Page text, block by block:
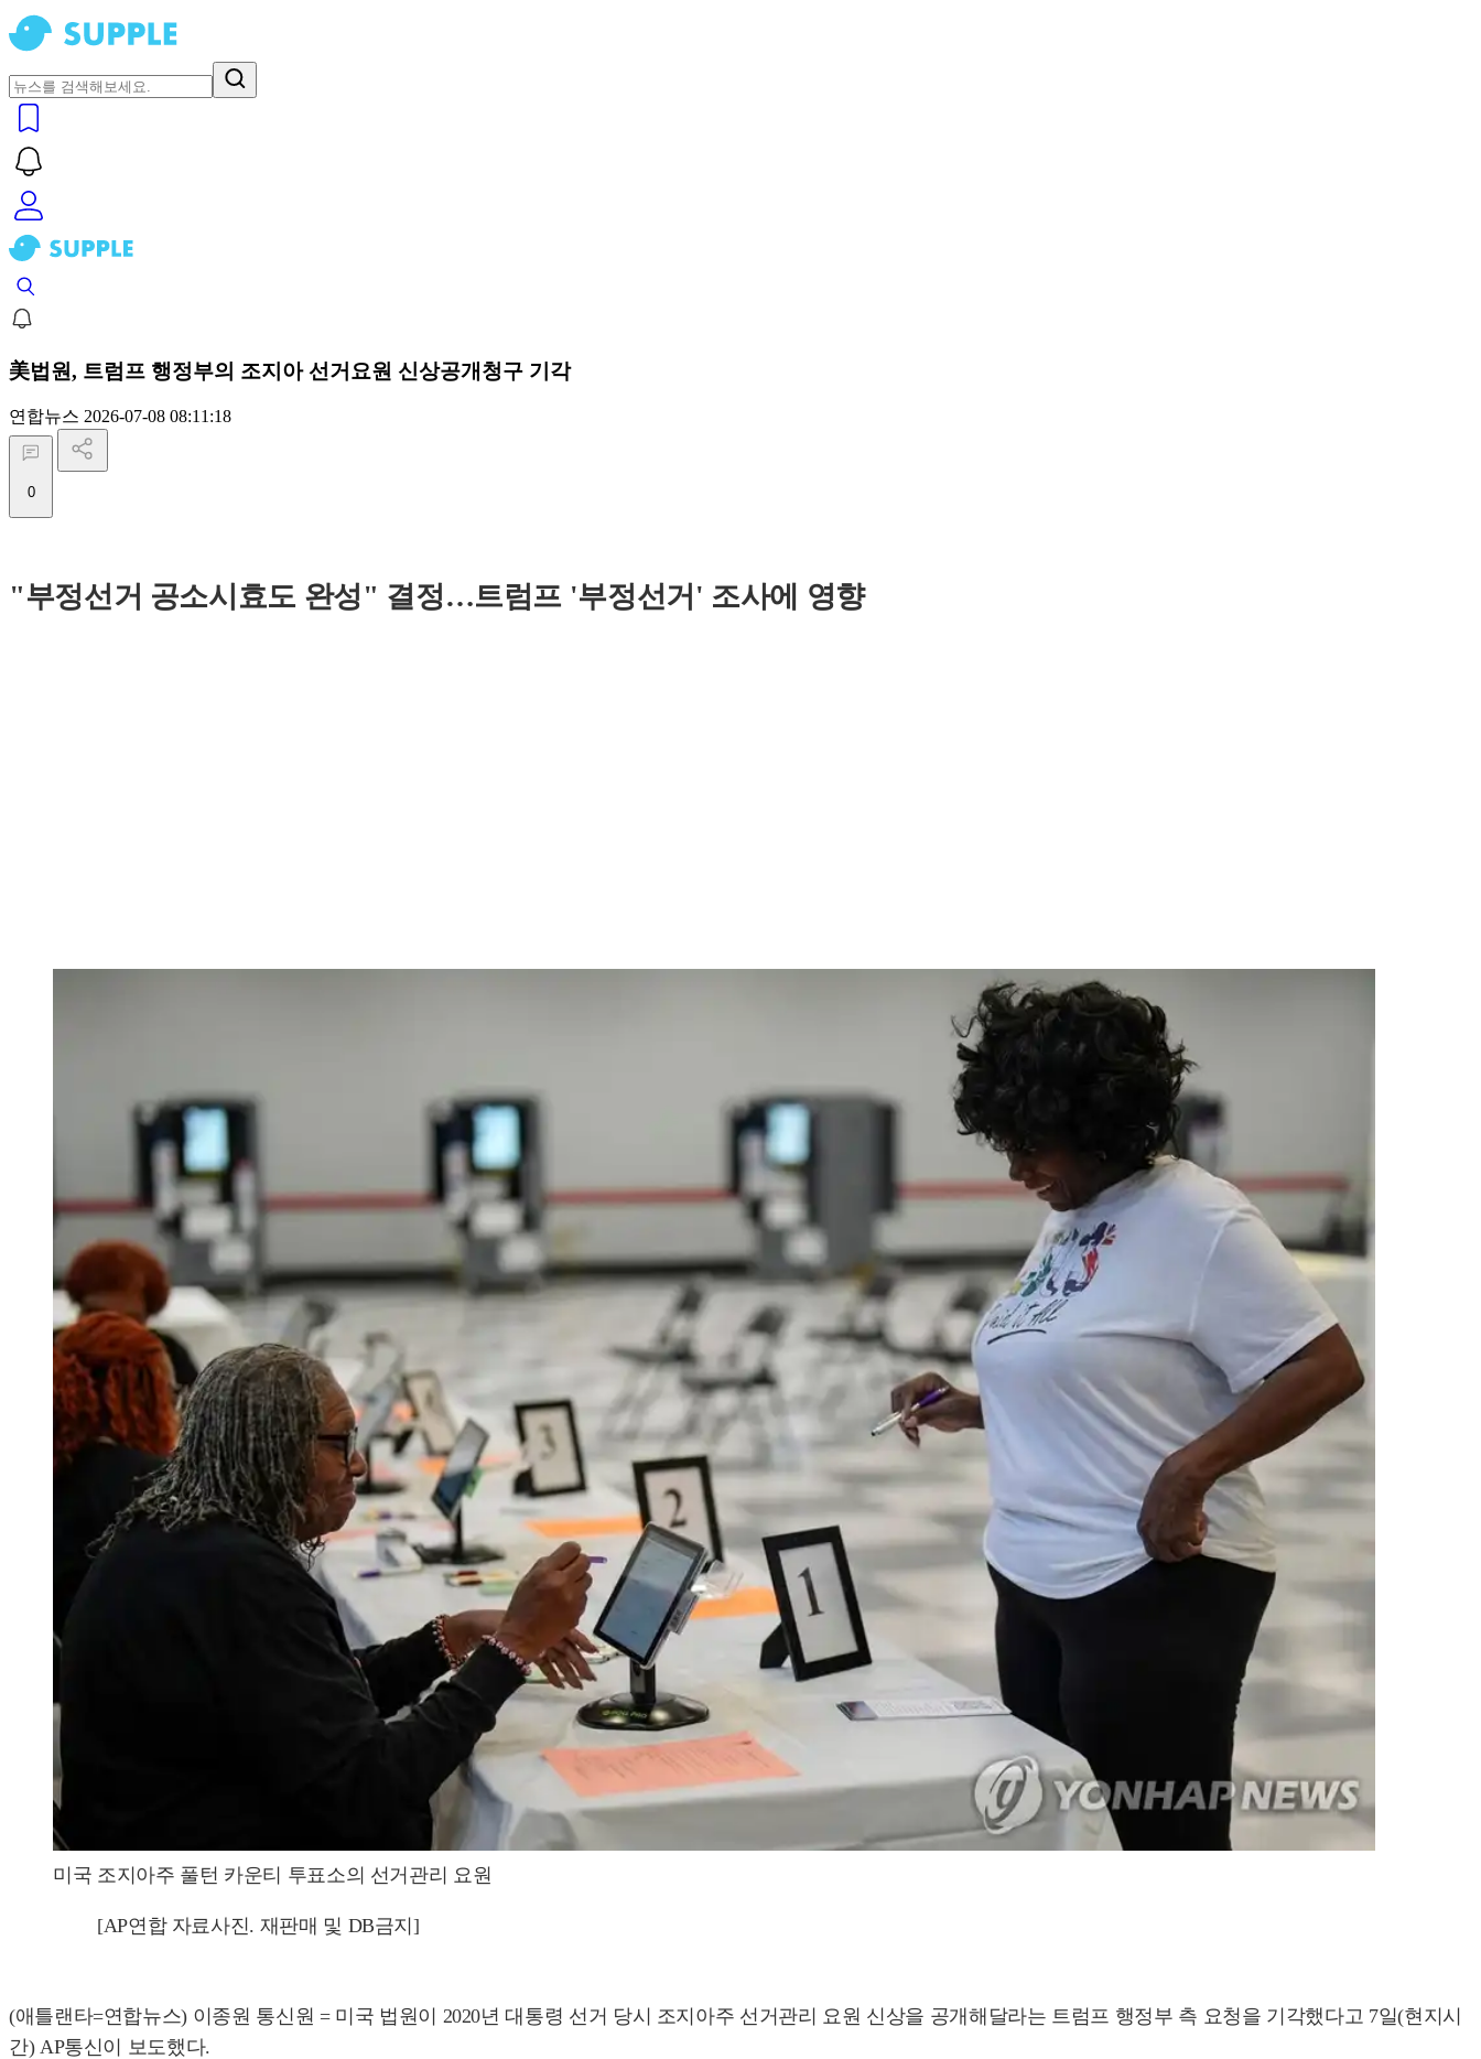
美법원, 트럼프 행정부의 조지아 선거요원 신상공개청구 기각
연합뉴스 2026-07-08 08:11:18
0
"부정선거 공소시효도 완성" 결정…트럼프 '부정선거' 조사에 영향
미국 조지아주 풀턴 카운티 투표소의 선거관리 요원
[AP연합 자료사진. 재판매 및 DB금지]
(애틀랜타=연합뉴스) 이종원 통신원 = 미국 법원이 2020년 대통령 선거 당시 조지아주 선거관리 요원 신상을 공개해달라는 트럼프 행정부 측 요청을 기각했다고 7일(현지시
간) AP통신이 보도했다.